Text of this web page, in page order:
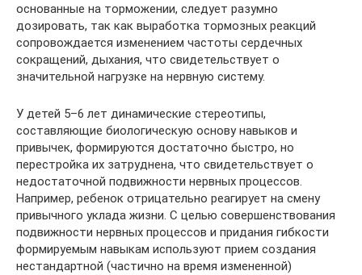
основанные на торможении, следует разумно
дозировать, так как выработка тормозных реакций
сопровождается изменением частоты сердечных
сокращений, дыхания, что свидетельствует о
значительной нагрузке на нервную систему.
У детей 5–6 лет динамические стереотипы,
составляющие биологическую основу навыков и
привычек, формируются достаточно быстро, но
перестройка их затруднена, что свидетельствует о
недостаточной подвижности нервных процессов.
Например, ребенок отрицательно реагирует на смену
привычного уклада жизни. С целью совершенствования
подвижности нервных процессов и придания гибкости
формируемым навыкам используют прием создания
нестандартной (частично на время измененной)